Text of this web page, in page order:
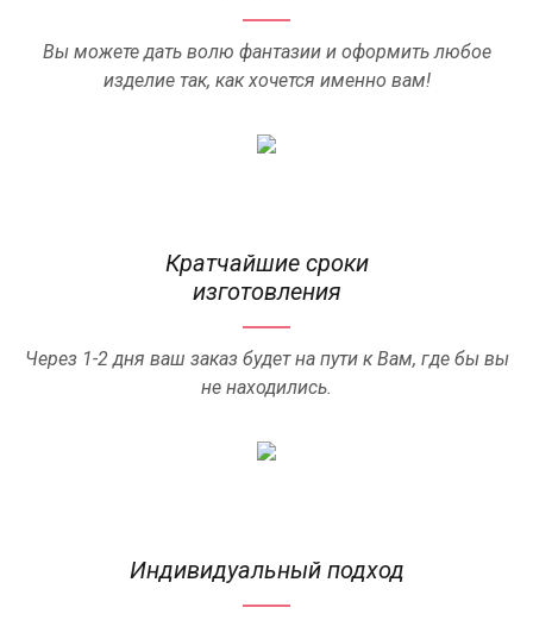
Вы можете дать волю фантазии и оформить любое
изделие так, как хочется именно вам!
Кратчайшие сроки
изготовления
Через 1-2 дня ваш заказ будет на пути к Вам, где бы вы
не находились.
Индивидуальный подход